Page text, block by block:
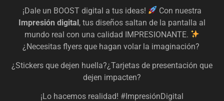
¡Dale un BOOST digital a tus ideas!
Con nuestra
Impresión digital, tus diseños saltan de la pantalla al
mundo real con una calidad IMPRESIONANTE.
¿Necesitas flyers que hagan volar la imaginación?
¿Stickers que dejen huella?¿Tarjetas de presentación que
dejen impacten?
¡Lo hacemos realidad! #ImpresiónDigital